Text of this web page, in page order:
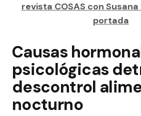
revista COSAS con
portada
Causas
psicológicas
descontrol
nocturno